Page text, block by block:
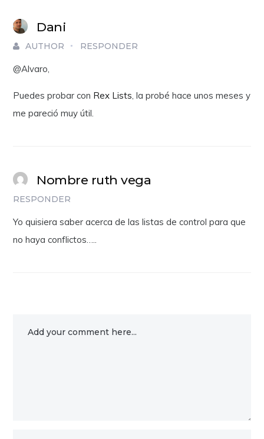
Dani
AUTHOR RESPONDER
@Alvaro,
Puedes probar con Rex Lists , la probé hace unos meses y
me pareció muy útil.
Nombre ruth vega
RESPONDER
Yo quisiera saber acerca de las listas de control para que
no haya conflictos…..